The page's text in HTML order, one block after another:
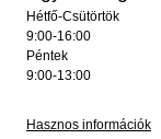
Hétfő-Csütörtök
9:00-16:00
Péntek
9:00-13:00
Hasznos információk